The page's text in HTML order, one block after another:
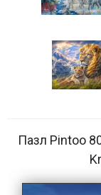
Пазл Pintoo